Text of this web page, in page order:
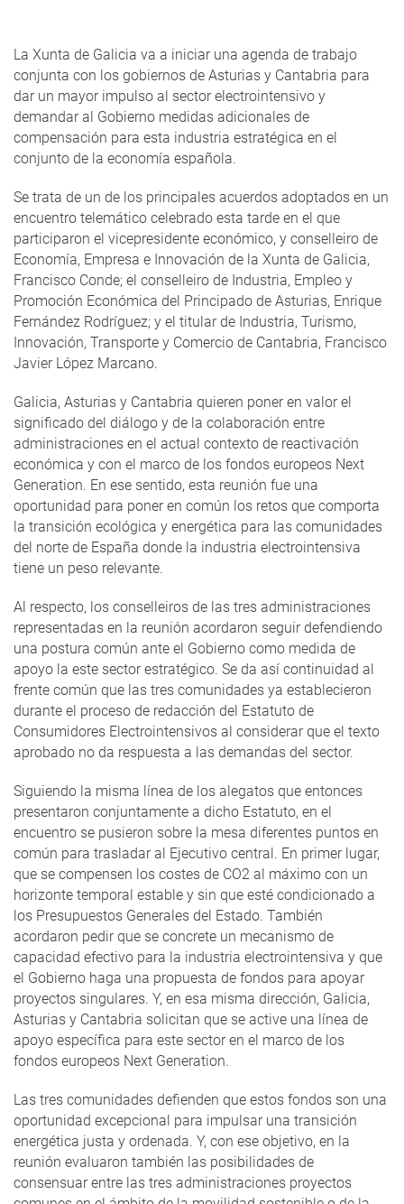
La Xunta de Galicia va a iniciar una agenda de trabajo
conjunta con los gobiernos de Asturias y Cantabria para
dar un mayor impulso al sector electrointensivo y
demandar al Gobierno medidas adicionales de
compensación para esta industria estratégica en el
conjunto de la economía española.
Se trata de un de los principales acuerdos adoptados en un
encuentro telemático celebrado esta tarde en el que
participaron el vicepresidente económico, y conselleiro de
Economía, Empresa e Innovación de la Xunta de Galicia,
Francisco Conde; el conselleiro de Industria, Empleo y
Promoción Económica del Principado de Asturias, Enrique
Fernández Rodríguez; y el titular de Industria, Turismo,
Innovación, Transporte y Comercio de Cantabria, Francisco
Javier López Marcano.
Galicia, Asturias y Cantabria quieren poner en valor el
significado del diálogo y de la colaboración entre
administraciones en el actual contexto de reactivación
económica y con el marco de los fondos europeos Next
Generation. En ese sentido, esta reunión fue una
oportunidad para poner en común los retos que comporta
la transición ecológica y energética para las comunidades
del norte de España donde la industria electrointensiva
tiene un peso relevante.
Al respecto, los conselleiros de las tres administraciones
representadas en la reunión acordaron seguir defendiendo
una postura común ante el Gobierno como medida de
apoyo la este sector estratégico. Se da así continuidad al
frente común que las tres comunidades ya establecieron
durante el proceso de redacción del Estatuto de
Consumidores Electrointensivos al considerar que el texto
aprobado no da respuesta a las demandas del sector.
Siguiendo la misma línea de los alegatos que entonces
presentaron conjuntamente a dicho Estatuto, en el
encuentro se pusieron sobre la mesa diferentes puntos en
común para trasladar al Ejecutivo central. En primer lugar,
que se compensen los costes de CO2 al máximo con un
horizonte temporal estable y sin que esté condicionado a
los Presupuestos Generales del Estado. También
acordaron pedir que se concrete un mecanismo de
capacidad efectivo para la industria electrointensiva y que
el Gobierno haga una propuesta de fondos para apoyar
proyectos singulares. Y, en esa misma dirección, Galicia,
Asturias y Cantabria solicitan que se active una línea de
apoyo específica para este sector en el marco de los
fondos europeos Next Generation.
Las tres comunidades defienden que estos fondos son una
oportunidad excepcional para impulsar una transición
energética justa y ordenada. Y, con ese objetivo, en la
reunión evaluaron también las posibilidades de
consensuar entre las tres administraciones proyectos